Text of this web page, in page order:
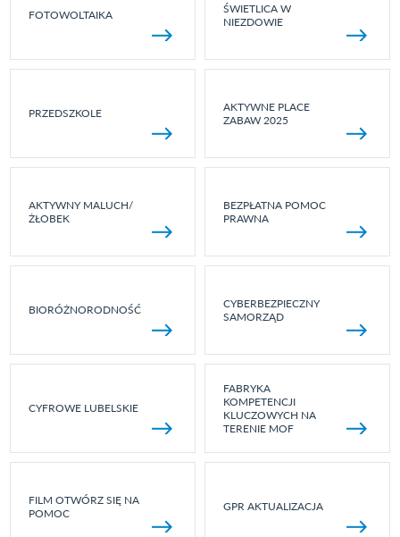
FOTOWOLTAIKA
ŚWIETLICA W
NIEZDOWIE
PRZEDSZKOLE
AKTYWNE PLACE
ZABAW 2025
AKTYWNY MALUCH/
ŻŁOBEK
BEZPŁATNA POMOC
PRAWNA
BIORÓŻNORODNOŚĆ
CYBERBEZPIECZNY
SAMORZĄD
CYFROWE LUBELSKIE
FABRYKA
KOMPETENCJI
KLUCZOWYCH NA
TERENIE MOF
FILM OTWÓRZ SIĘ NA
POMOC
GPR AKTUALIZACJA